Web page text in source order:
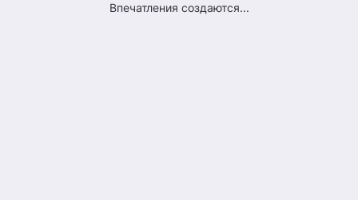
Впечатления создаются...